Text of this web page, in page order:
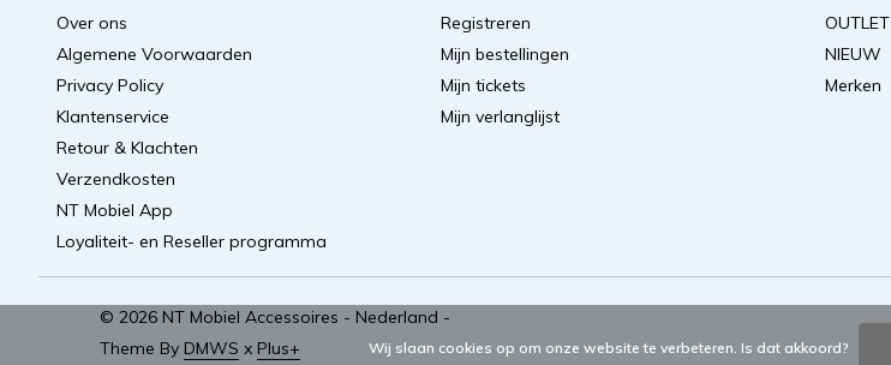
Over ons
Algemene Voorwaarden
Privacy Policy
Klantenservice
Retour & Klachten
Verzendkosten
NT Mobiel App
Loyaliteit- en Reseller programma
Registreren
Mijn bestellingen
Mijn tickets
Mijn verlanglijst
OUTLET
NIEUW
Merken
© 2026 NT Mobiel Accessoires - Nederland -
Theme ByDMWS xPlus+ Wij slaan cookies op om onze website te verbeteren. Is dat akkoord?